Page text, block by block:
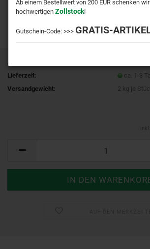
Ab einem Bestellwert von 200 EUR schenken
hochwertigen Zollstock!
Gutschein-Code: >>> GRATIS-
Art.Nr.:
Lieferzeit:
ca. 1-3
Versandgewicht:
2 kg je